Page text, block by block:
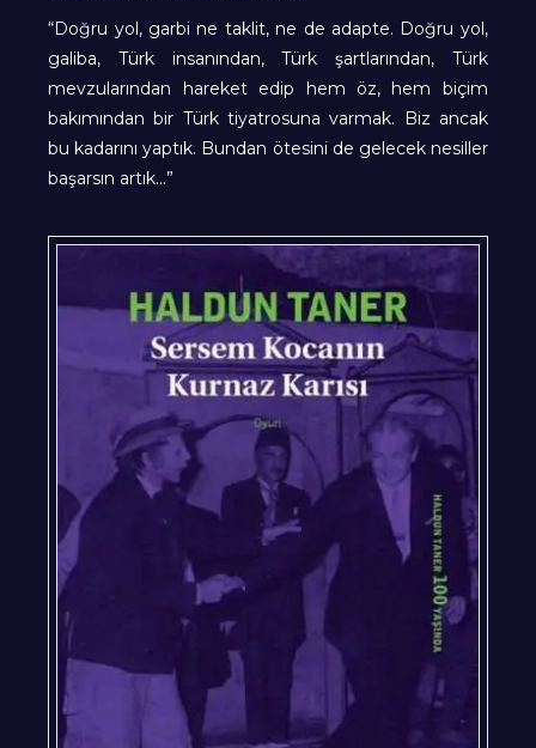
“Doğru yol, garbi ne taklit, ne de adapte. Doğru yol,
galiba, Türk insanından, Türk şartlarından, Türk
mevzularından hareket edip hem öz, hem biçim
bakımından bir Türk tiyatrosuna varmak. Biz ancak
bu kadarını yaptık. Bundan ötesini de gelecek nesiller
başarsın artık…”